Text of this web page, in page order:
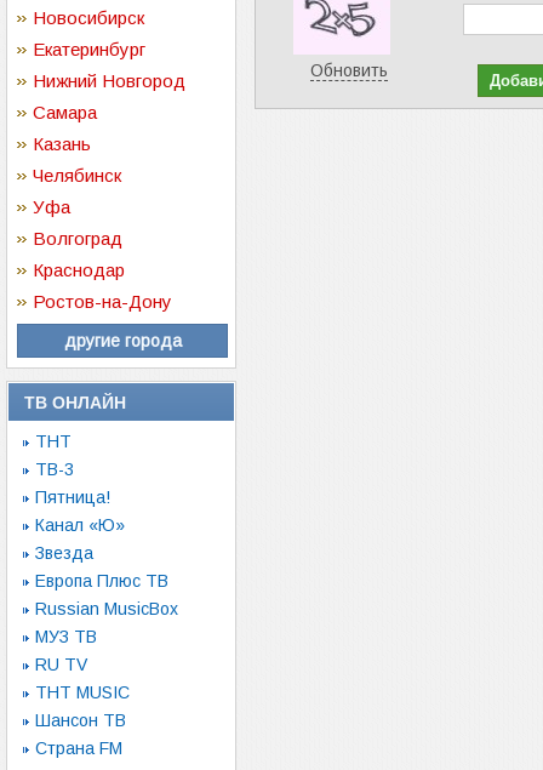
Новосибирск
Екатеринбург
Нижний Новгород
Самара
Казань
Челябинск
Уфа
Волгоград
Краснодар
Ростов-на-Дону
другие города
ТВ ОНЛАЙН
ТНТ
ТВ-3
Пятница!
Канал «Ю»
Звезда
Европа Плюс ТВ
Russian MusicBox
МУЗ ТВ
RU TV
ТНТ MUSIC
Шансон ТВ
Страна FM
Обновить